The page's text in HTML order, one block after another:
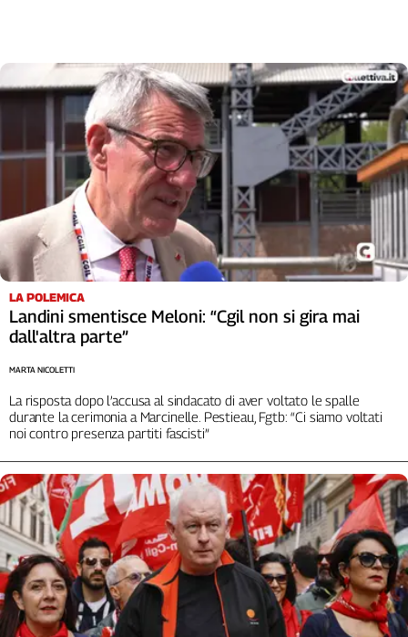
Contatti
redazione
Newsletter
Social
LA POLEMICA
Landini smentisce Meloni: “Cgil non si gira mai
dall'altra parte”
La risposta dopo l’accusa al sindacato di aver voltato le spalle
durante la cerimonia a Marcinelle. Pestieau, Fgtb: “Ci siamo voltati
noi contro presenza partiti fascisti”
MARTA NICOLETTI